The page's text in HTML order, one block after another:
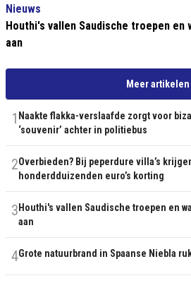
Nieuws
Houthi's vallen Saudische troepen en
aan
Meer artikelen
1 Naakte flakka-verslaafde zorgt voor
‘souvenir’ achter in politiebus
2Overbieden? Bij peperdure villa’s
honderdduizenden euro’s korting
3 Houthi's vallen Saudische troepen en
aan
4Grote natuurbrand in Spaanse Niebla